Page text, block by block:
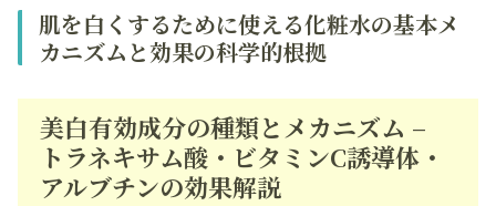
肌を白くするために使える化粧水の基本メ
カニズムと効果の科学的根拠
美白有効成分の種類とメカニズム –
トラネキサム酸・ビタミンC誘導体・
アルブチンの効果解説